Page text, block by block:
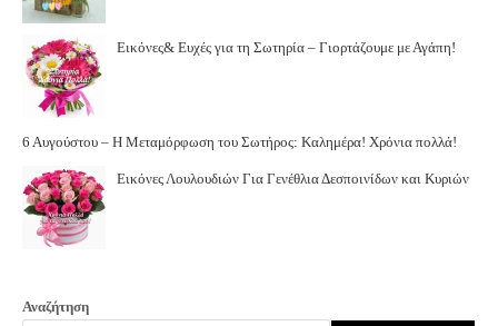
Εικόνες& Ευχές για τη Σωτηρία – Γιορτάζουμε με Αγάπη!
6 Αυγούστου – Η Μεταμόρφωση του Σωτήρος: Καλημέρα! Χρόνια πολλά!
Εικόνες Λουλουδιών Για Γενέθλια Δεσποινίδων και Κυριών
Αναζήτηση